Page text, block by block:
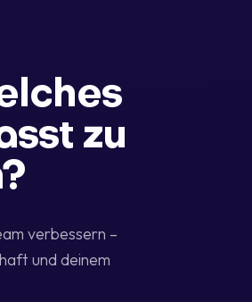
zu
verbessern –
und deinem